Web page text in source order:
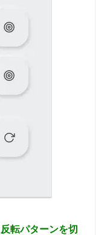
反転パターンを切